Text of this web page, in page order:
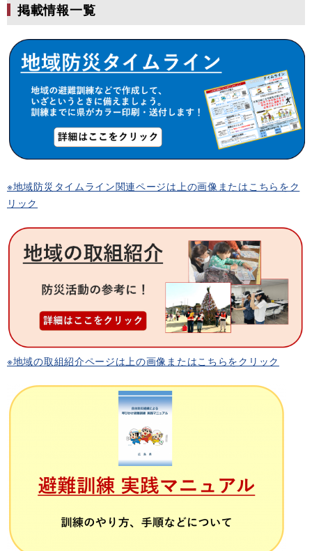
掲載情報一覧
※地域防災タイムライン関連ページは上の画像またはこちらをク
リック
※地域の取組紹介ページは上の画像またはこちらをクリック